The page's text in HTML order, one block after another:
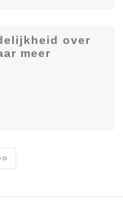
over
meer